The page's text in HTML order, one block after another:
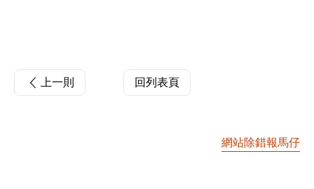
上一則 回列表頁
網站除錯報馬仔